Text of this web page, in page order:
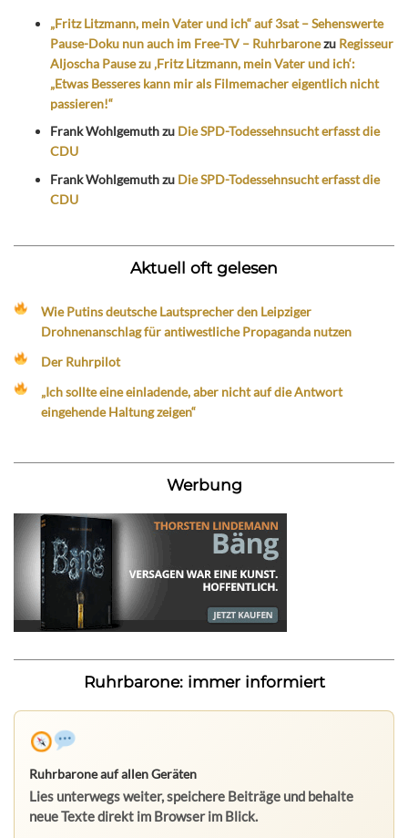
„Fritz Litzmann, mein Vater und ich“ auf 3sat – Sehenswerte
Pause-Doku nun auch im Free-TV – Ruhrbaronezu Regisseur
Aljoscha Pause zu ‚Fritz Litzmann, mein Vater und ich‘:
„Etwas Besseres kann mir als Filmemacher eigentlich nicht
passieren!“
Frank Wohlgemuthzu Die SPD-Todessehnsucht erfasst die
CDU
Frank Wohlgemuthzu Die SPD-Todessehnsucht erfasst die
CDU
Aktuell oft gelesen
Wie Putins deutsche Lautsprecher den Leipziger
Drohnenanschlag für antiwestliche Propaganda nutzen
Der Ruhrpilot
„Ich sollte eine einladende, aber nicht auf die Antwort
eingehende Haltung zeigen“
Werbung
Ruhrbarone: immer informiert
Ruhrbarone auf allen Geräten
Lies unterwegs weiter, speichere Beiträge und behalte
neue Texte direkt im Browser im Blick.